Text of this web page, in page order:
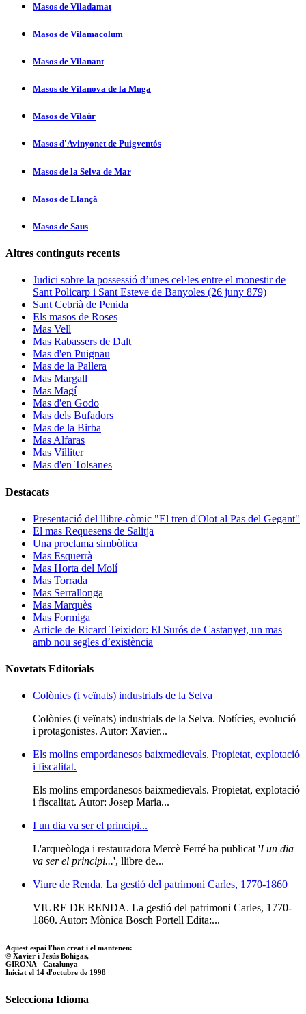
Masos de Viladamat
Masos de Vilamacolum
Masos de Vilanant
Masos de Vilanova de la Muga
Masos de Vilaür
Masos d'Avinyonet de Puigventós
Masos de la Selva de Mar
Masos de Llançà
Masos de Saus
Altres continguts recents
Judici sobre la possessió d’unes cel·les entre el monestir de
Sant Policarp i Sant Esteve de Banyoles (26 juny 879)
Sant Cebrià de Penida
Els masos de Roses
Mas Vell
Mas Rabassers de Dalt
Mas d'en Puignau
Mas de la Pallera
Mas Margall
Mas Magí
Mas d'en Godo
Mas dels Bufadors
Mas de la Birba
Mas Alfaras
Mas Villiter
Mas d'en Tolsanes
Destacats
Presentació del llibre-còmic "El tren d'Olot al Pas del Gegant"
El mas Requesens de Salitja
Una proclama simbòlica
Mas Esquerrà
Mas Horta del Molí
Mas Torrada
Mas Serrallonga
Mas Marquès
Mas Formiga
Article de Ricard Teixidor: El Surós de Castanyet, un mas
amb nou segles d’existència
Novetats Editorials
Colònies (i veïnats) industrials de la Selva
Colònies (i veïnats) industrials de la Selva. Notícies, evolució
i protagonistes. Autor: Xavier...
Els molins empordanesos baixmedievals. Propietat, explotació
i fiscalitat.
Els molins empordanesos baixmedievals. Propietat, explotació
i fiscalitat. Autor: Josep Maria...
I un dia va ser el principi...
L'arqueòloga i restauradora Mercè Ferré ha publicat 'I un dia
va ser el principi...', llibre de...
Viure de Renda. La gestió del patrimoni Carles, 1770-1860
VIURE DE RENDA. La gestió del patrimoni Carles, 1770-
1860. Autor: Mònica Bosch Portell Edita:...
Aquest espai l'han creat i el mantenen:
© Xavier i Jesús Bohigas,
GIRONA - Catalunya
Iniciat el 14 d'octubre de 1998
Selecciona Idioma